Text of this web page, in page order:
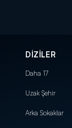
DİZİLER
Daha 17
Uzak Şehir
Arka Sokaklar